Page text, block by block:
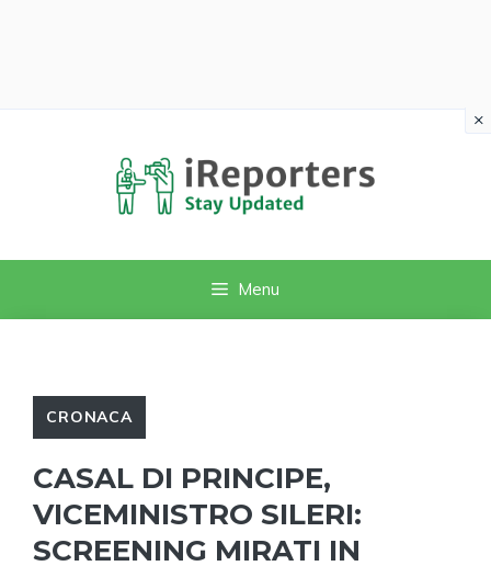
Menu
CRONACA
CASAL DI PRINCIPE,
VICEMINISTRO SILERI:
SCREENING MIRATI IN
×